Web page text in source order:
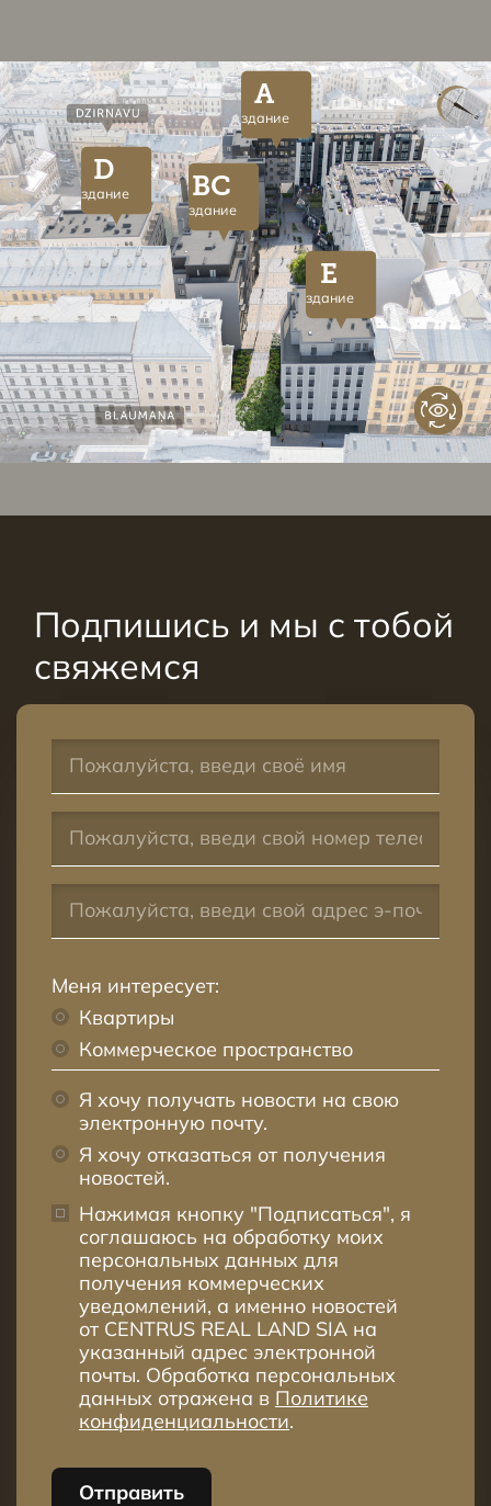
A
здание
BC
здание
D
здание
E
здание
Подпишись и мы с тобой
свяжемся
Меня интересует:
Квартиры
Коммерческое пространство
Я хочу получать новости на свою
электронную почту.
Я хочу отказаться от получения
новостей.
Нажимая кнопку "Подписаться", я
соглашаюсь на обработку моих
персональных данных для
получения коммерческих
уведомлений, а именно новостей
от CENTRUS REAL LAND SIA на
указанный адрес электронной
почты. Обработка персональных
данных отражена в Политике
конфиденциальности.
Отправить